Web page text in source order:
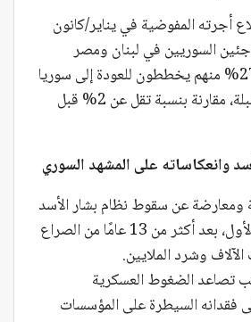
أجرته المفوضية في يناير/كانون
السوريين في لبنان ومصر
والأردن والعراق، أن 27% منهم يخططون للعودة إلى سوريا
خلال الـ 12 شهرًا المقبلة، مقارنة بنسبة تقل عن 2% قبل
وانعكاساته على المشهد السوري
عن سقوط نظام بشار الأسد
في 8 ديسمبر/كانون الأول، بعد أكثر من 13 عامًا من الصراع
وشرد الملايين.
تصاعد الضغوط العسكرية
فقدانه السيطرة على المؤسسات